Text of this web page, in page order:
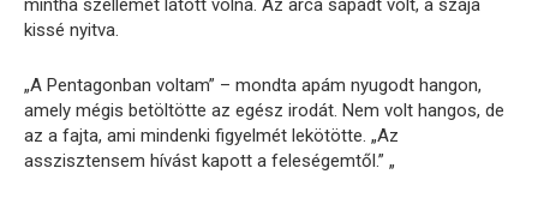
mintha szellemet látott volna. Az arca sápadt volt, a szája
kissé nyitva.
„A Pentagonban voltam” – mondta apám nyugodt hangon,
amely mégis betöltötte az egész irodát. Nem volt hangos, de
az a fajta, ami mindenki figyelmét lekötötte. „Az
asszisztensem hívást kapott a feleségemtől.” „